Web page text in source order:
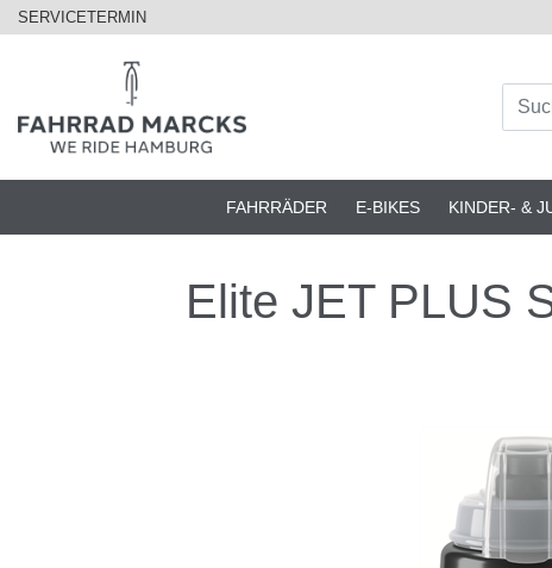
SERVICETERMIN
FAHRRÄDER E-BIKES KINDER- &
Elite JET PLUS